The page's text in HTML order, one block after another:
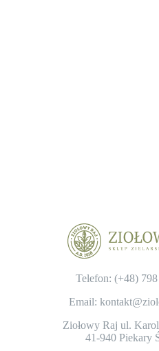
Telefon: (+48)
Email:
Ziołowy Raj ul.
41-940 Piekary